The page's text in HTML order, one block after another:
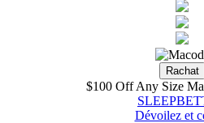
$100 Off Any Size
Dévoilez et